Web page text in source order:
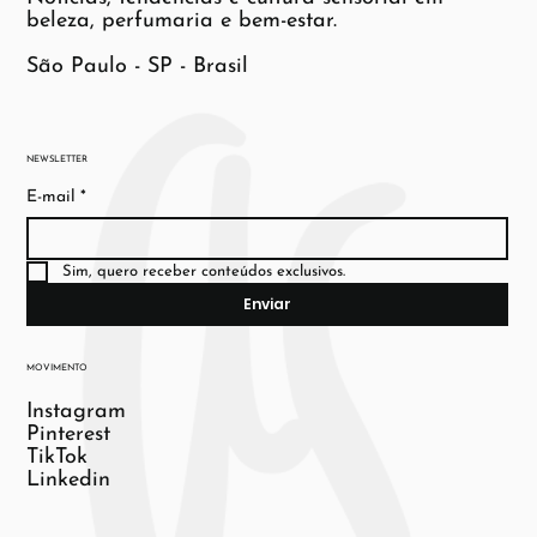
NEWSLETTER
E-mail *
Sim, quero receber conteúdos exclusivos.
Enviar
MOVIMENTO
Instagram
Pinterest
TikTok
Linkedin
beleza, perfumaria e bem-estar.
São Paulo - SP - Brasil